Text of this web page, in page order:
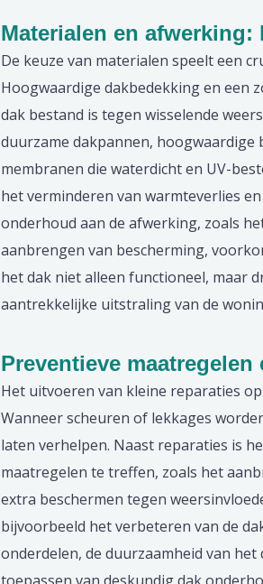
Materialen en
De keuze van materialen speelt een
Hoogwaardige dakbedekking en een
dak bestand is tegen wisselende
duurzame dakpannen,
membranen die waterdicht en UV-
het verminderen van warmteverlies
onderhoud aan de afwerking, zoals
aanbrengen van bescherming,
het dak niet alleen functioneel, maar
aantrekkelijke uitstraling van de
Preventieve maatregelen
Het uitvoeren van kleine reparaties
Wanneer scheuren of lekkages
laten verhelpen. Naast reparaties is
maatregelen te treffen, zoals het
extra beschermen tegen
bijvoorbeeld het verbeteren van de
onderdelen, de duurzaamheid van